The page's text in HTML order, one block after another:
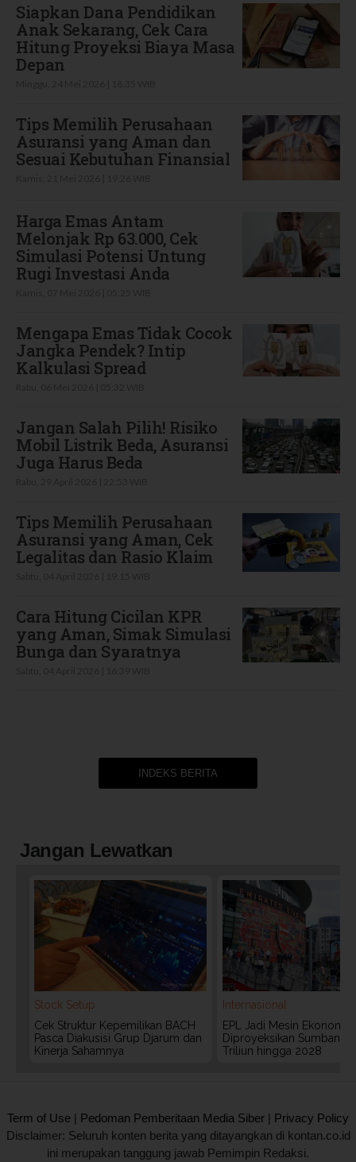
Siapkan Dana Pendidikan
Anak Sekarang, Cek Cara
Hitung Proyeksi Biaya Masa
Depan
Tips Memilih Perusahaan
Asuransi yang Aman dan
Sesuai Kebutuhan Finansial
Harga Emas Antam
Melonjak Rp 63.000, Cek
Simulasi Potensi Untung
Rugi Investasi Anda
Mengapa Emas Tidak Cocok
Jangka Pendek? Intip
Kalkulasi Spread
Jangan Salah Pilih! Risiko
Mobil Listrik Beda, Asuransi
Juga Harus Beda
Tips Memilih Perusahaan
Asuransi yang Aman, Cek
Legalitas dan Rasio Klaim
Cara Hitung Cicilan KPR
yang Aman, Simak Simulasi
Bunga dan Syaratnya
INDEKS BERITA
Jangan Lewatkan
Stock Setup
Cek Struktur Kepemilikan BACH
Pasca Diakusisi Grup Djarum dan
Kinerja Sahamnya
Internasional
EPL Jadi Mesin Ekonomi
Diproyeksikan Sumbang
Triliun hingga 2028
Term of Use | Pedoman Pemberitaan Media Siber | Privacy Policy
Disclaimer: Seluruh konten berita yang ditayangkan di kontan.co.id
ini merupakan tanggung jawab Pemimpin Redaksi.